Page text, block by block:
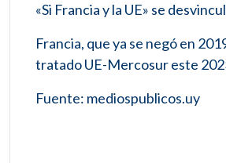
«Si Francia y la UE» se
Francia, que ya se negó en
tratado UE-Mercosur este
Fuente: mediospublicos.uy